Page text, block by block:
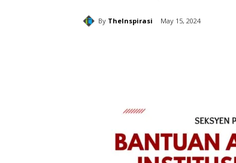
By TheInspirasi May 15, 2024